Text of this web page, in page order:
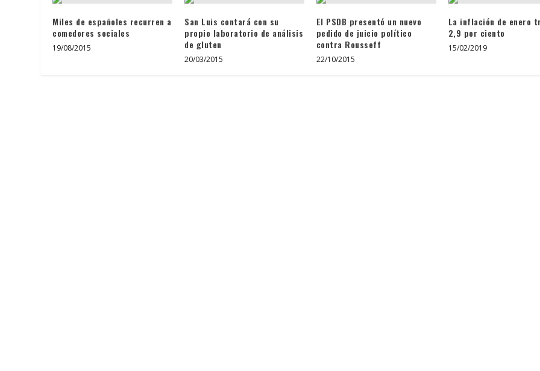
Miles de españoles recurren a
comedores sociales
19/08/2015
San Luis contará con su
propio laboratorio de análisis
de gluten
20/03/2015
El PSDB presentó un nuevo
pedido de juicio político
contra Rousseff
22/10/2015
La inflación de enero
2,9 por ciento
15/02/2019